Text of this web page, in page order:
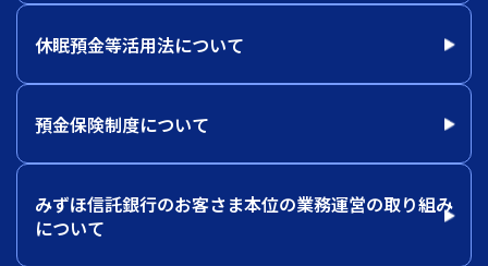
休眠預金等活用法について
預金保険制度について
みずほ信託銀行のお客さま本位の業務運営の取り組み
について